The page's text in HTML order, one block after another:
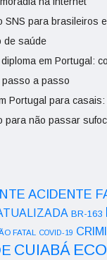
SNS para brasileiros
de saúde
em Portugal:
a passo
Portugal para casais:
para não passar
ACIDENTE
BR-163
FATAL COVID-19
CUIABÁ